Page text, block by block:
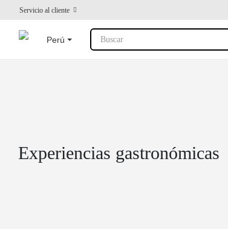
Servicio al cliente
Perú Buscar
Experiencias gastronómicas